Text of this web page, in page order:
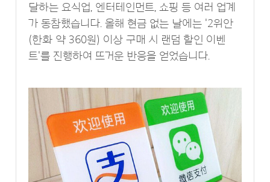
달하는 요식업, 엔터테인먼트, 쇼핑 등 여러 업계
가 동참했습니다. 올해 현금 없는 날에는 '2위안
(한화 약 360원) 이상 구매 시 랜덤 할인 이벤
트'를 진행하여 뜨거운 반응을 얻었습니다.